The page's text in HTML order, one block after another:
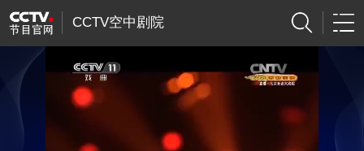
CCTV空中剧院